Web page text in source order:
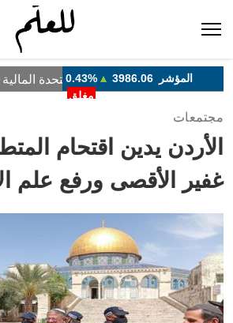
مجتمعات
الأردن يدين اقتحام
غفير الأقصى ورفع علم